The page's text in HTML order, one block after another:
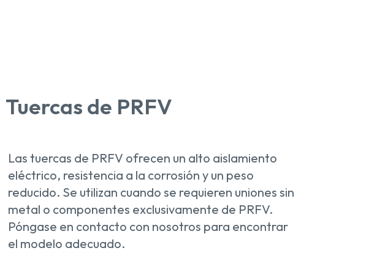
Tuercas de PRFV
Las tuercas de PRFV ofrecen un alto aislamiento
eléctrico, resistencia a la corrosión y un peso
reducido. Se utilizan cuando se requieren uniones sin
metal o componentes exclusivamente de PRFV.
Póngase en contacto con nosotros para encontrar
el modelo adecuado.